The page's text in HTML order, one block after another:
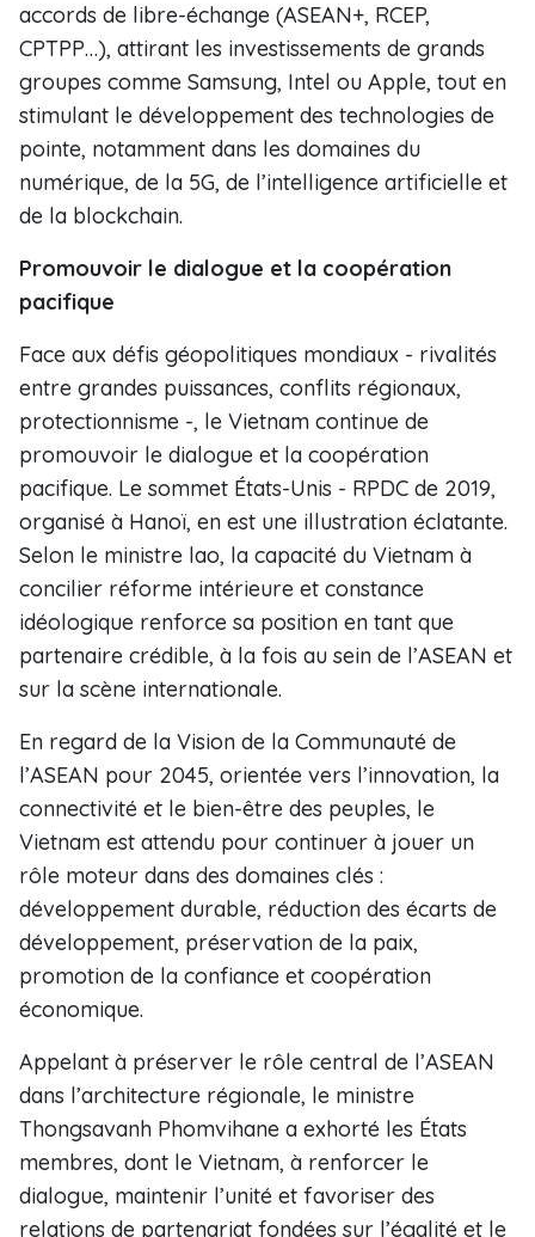
accords de libre-échange (ASEAN+, RCEP,
CPTPP…), attirant les investissements de grands
groupes comme Samsung, Intel ou Apple, tout en
stimulant le développement des technologies de
pointe, notamment dans les domaines du
numérique, de la 5G, de l’intelligence artificielle et
de la blockchain.
Promouvoir le dialogue et la coopération
pacifique
Face aux défis géopolitiques mondiaux - rivalités
entre grandes puissances, conflits régionaux,
protectionnisme -, le Vietnam continue de
promouvoir le dialogue et la coopération
pacifique. Le sommet États-Unis - RPDC de 2019,
organisé à Hanoï, en est une illustration éclatante.
Selon le ministre lao, la capacité du Vietnam à
concilier réforme intérieure et constance
idéologique renforce sa position en tant que
partenaire crédible, à la fois au sein de l’ASEAN et
sur la scène internationale.
En regard de la Vision de la Communauté de
l’ASEAN pour 2045, orientée vers l’innovation, la
connectivité et le bien-être des peuples, le
Vietnam est attendu pour continuer à jouer un
rôle moteur dans des domaines clés :
développement durable, réduction des écarts de
développement, préservation de la paix,
promotion de la confiance et coopération
économique.
Appelant à préserver le rôle central de l’ASEAN
dans l’architecture régionale, le ministre
Thongsavanh Phomvihane a exhorté les États
membres, dont le Vietnam, à renforcer le
dialogue, maintenir l’unité et favoriser des
relations de partenariat fondées sur l’égalité et le